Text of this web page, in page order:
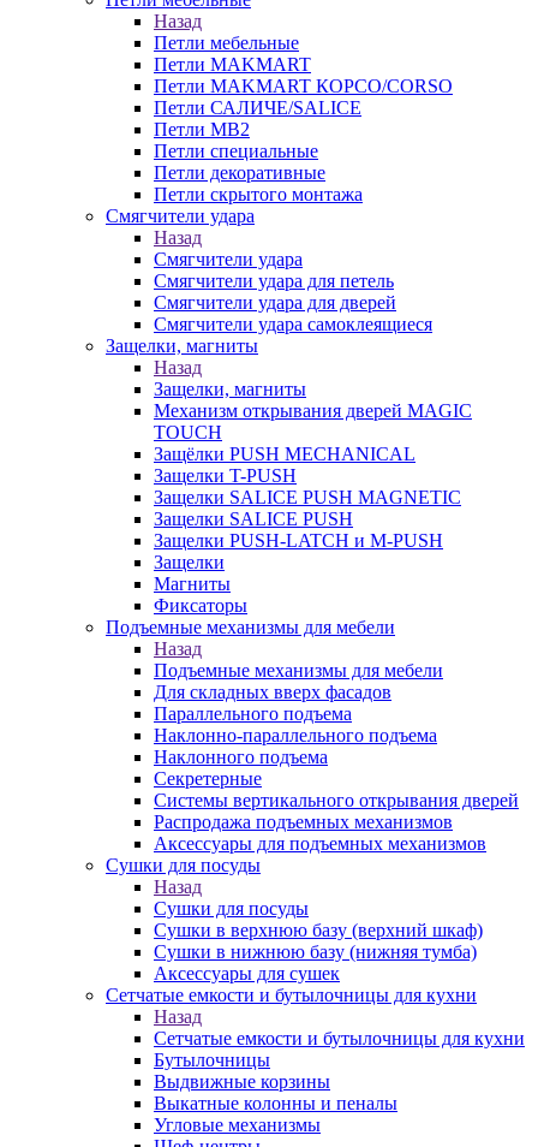
Назад
Петли мебельные
Петли MAKMART
Петли MAKMART КОРСО/CORSO
Петли САЛИЧЕ/SALICE
Петли MB2
Петли специальные
Петли декоративные
Петли скрытого монтажа
Смягчители удара
Назад
Смягчители удара
Смягчители удара для петель
Смягчители удара для дверей
Cмягчители удара самоклеящиеся
Защелки, магниты
Назад
Защелки, магниты
Механизм открывания дверей MAGIC
TOUCH
Защёлки PUSH MECHANICAL
Защелки T-PUSH
Защелки SALICE PUSH MAGNETIC
Защелки SALICE PUSH
Защелки PUSH-LATCH и M-PUSH
Защелки
Магниты
Фиксаторы
Подъемные механизмы для мебели
Назад
Подъемные механизмы для мебели
Для складных вверх фасадов
Параллельного подъема
Наклонно-параллельного подъема
Наклонного подъема
Секретерные
Системы вертикального открывания дверей
Распродажа подъемных механизмов
Аксессуары для подъемных механизмов
Сушки для посуды
Назад
Сушки для посуды
Сушки в верхнюю базу (верхний шкаф)
Сушки в нижнюю базу (нижняя тумба)
Аксессуары для сушек
Сетчатые емкости и бутылочницы для кухни
Назад
Сетчатые емкости и бутылочницы для кухни
Бутылочницы
Выдвижные корзины
Выкатные колонны и пеналы
Угловые механизмы